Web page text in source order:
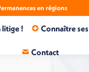
en régions
litige ! Connaître
Contact